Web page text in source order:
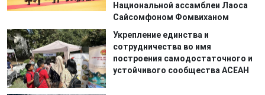
Национальной ассамблеи Лаоса
Сайсомфоном Фомвиханом
Укрепление единства и
сотрудничества во имя
построения самодостаточного и
устойчивого сообщества АСЕАН